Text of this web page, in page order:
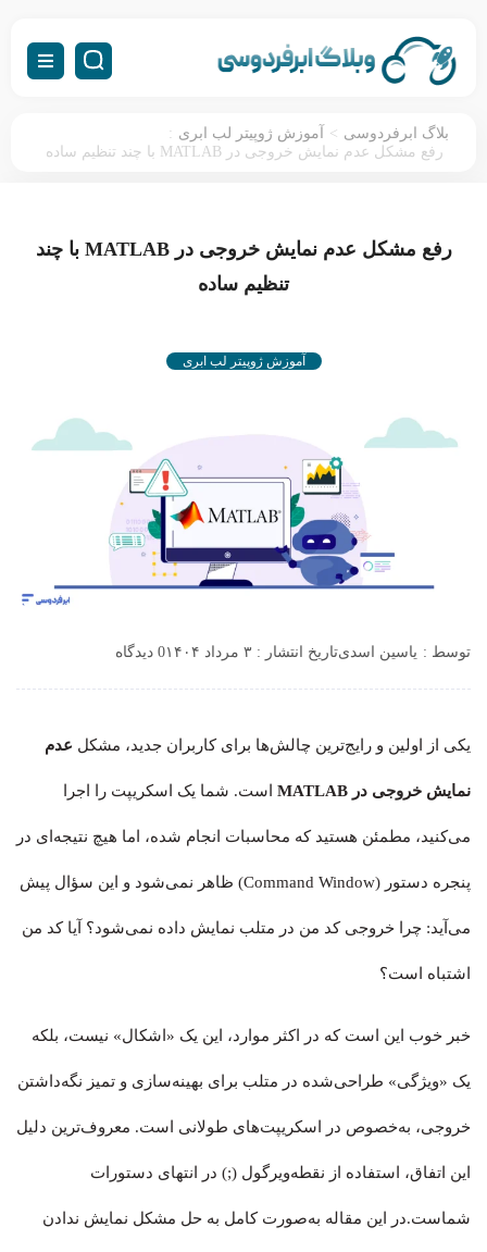
بلاگ ابرفردوسی > آموزش ژوپیتر لب ابری :
رفع مشکل عدم نمایش خروجی در MATLAB با چند تنظیم ساده
رفع مشکل عدم نمایش خروجی در MATLAB با چند
تنظیم ساده
آموزش ژوپیتر لب ابری
توسط : یاسین اسدیتاریخ انتشار : ۳ مرداد ۱۴۰۴ 0 دیدگاه
یکی از اولین و رایج‌ترین چالش‌ها برای کاربران جدید، مشکل عدم
نمایش خروجی در MATLAB است. شما یک اسکریپت را اجرا
می‌کنید، مطمئن هستید که محاسبات انجام شده، اما هیچ نتیجه‌ای در
پنجره دستور (Command Window) ظاهر نمی‌شود و این سؤال پیش
می‌آید: چرا خروجی کد من در متلب نمایش داده نمی‌شود؟ آیا کد من
اشتباه است؟
خبر خوب این است که در اکثر موارد، این یک «اشکال» نیست، بلکه
یک «ویژگی» طراحی‌شده در متلب برای بهینه‌سازی و تمیز نگه‌داشتن
خروجی، به‌خصوص در اسکریپت‌های طولانی است. معروف‌ترین دلیل
این اتفاق، استفاده از نقطه‌ویرگول (;) در انتهای دستورات
شماست.در این مقاله به‌صورت کامل به حل مشکل نمایش ندادن